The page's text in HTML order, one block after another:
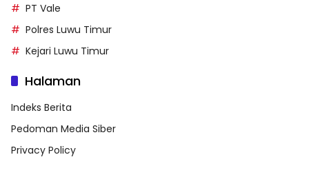
PT Vale
Polres Luwu Timur
Kejari Luwu Timur
Halaman
Indeks Berita
Pedoman Media Siber
Privacy Policy